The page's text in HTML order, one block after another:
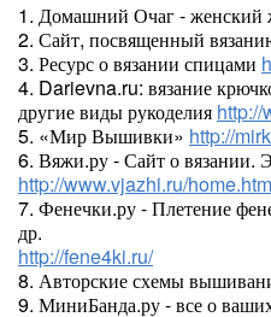
1. Домашний Очаг - женский
2. Сайт, посвященный
3. Ресурс о вязании спицами
4. Darievna.ru: вязание
другие виды рукоделия http://
5. «Мир Вышивки» http://
6. Вяжи.ру - Сайт о вязании.
http://www.vjazhi.ru/
7. Фенечки.ру - Плетение
др.
http://fene4ki.ru/
8. Авторские схемы
9. МиниБанда.ру - все о